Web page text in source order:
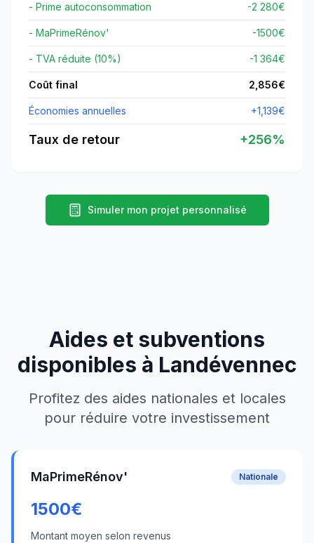
- Prime autoconsommation -2 280€
- MaPrimeRénov' -1500€
- TVA réduite (10%) -1 364€
Coût final 2,856€
Économies annuelles +1,139€
Taux de retour +256%
Simuler mon projet personnalisé
Aides et subventions
disponibles à Landévennec
Profitez des aides nationales et locales
pour réduire votre investissement
MaPrimeRénov' Nationale
1500€
Montant moyen selon revenus